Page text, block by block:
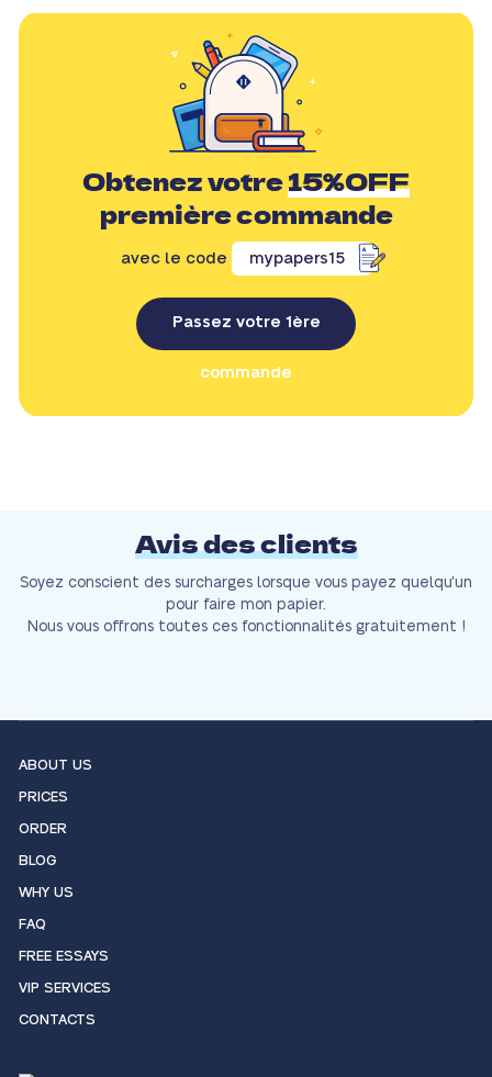
Obtenez votre15%OFF
première commande
avec le code mypapers15
Passez votre 1ère
commande
Avis des clients
Soyez conscient des surcharges lorsque vous payez quelqu'un
pour faire mon papier.
Nous vous offrons toutes ces fonctionnalités gratuitement !
ABOUT US
PRICES
ORDER
BLOG
WHY US
FAQ
FREE ESSAYS
VIP SERVICES
CONTACTS